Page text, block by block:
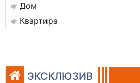
Дом
Квартира
ЭКСКЛЮЗИВ